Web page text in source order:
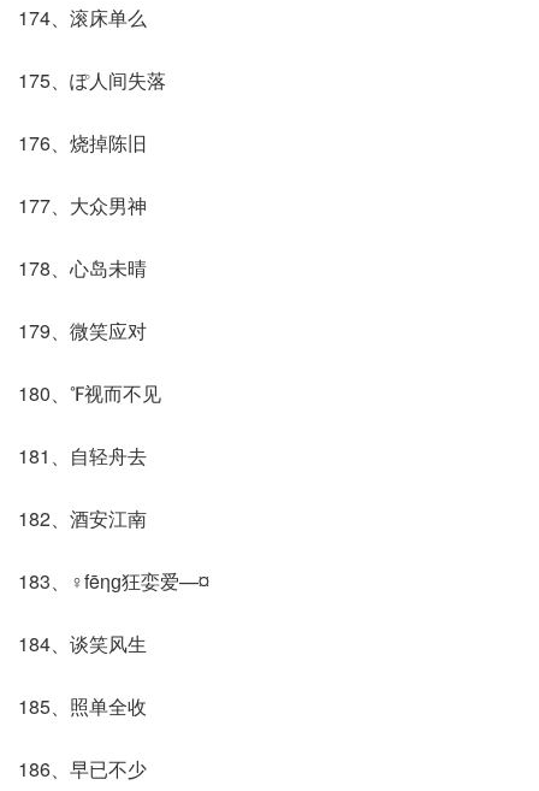
174、滚床单么
175、ぽ人间失落
176、烧掉陈旧
177、大众男神
178、心岛未晴
179、微笑应对
180、℉视而不见
181、自轻舟去
182、酒安江南
183、♀fēηɡ狂娈爱—¤
184、谈笑风生
185、照单全收
186、早已不少